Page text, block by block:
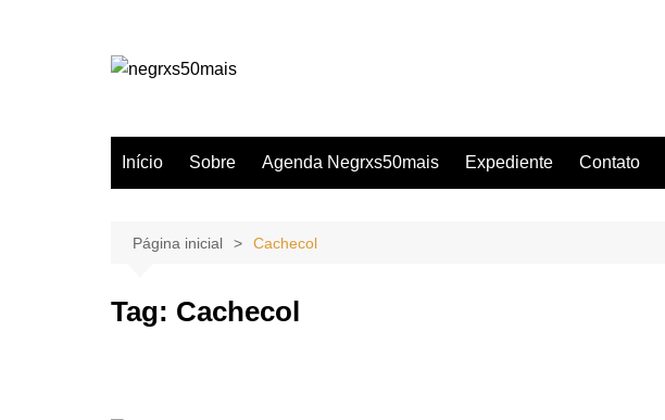
Início Sobre Agenda Negrxs50mais Expediente Contato
Página inicial Cachecol
Tag: Cachecol